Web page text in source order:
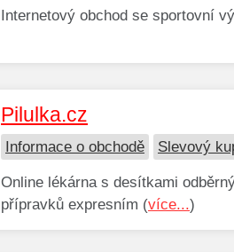
Internetový obchod se sportovní
Pilulka.cz
Informace o obchodě Slevový
Online lékárna s desítkami
přípravků expresním (více...)